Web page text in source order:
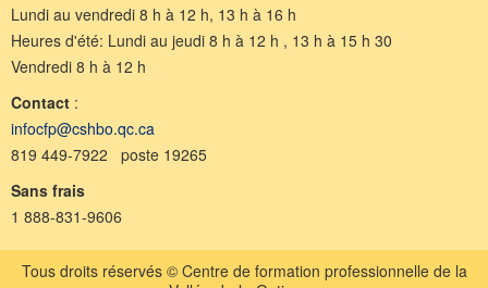
Lundi au vendredi 8 h à 12 h, 13 h à 16 h
Heures d'été: Lundi au jeudi 8 h à 12 h , 13 h à 15 h 30
Vendredi 8 h à 12 h
Contact :
infocfp@cshbo.qc.ca
819 449-7922 poste 19265
Sans frais
1 888-831-9606
Tous droits réservés © Centre de formation professionnelle de la